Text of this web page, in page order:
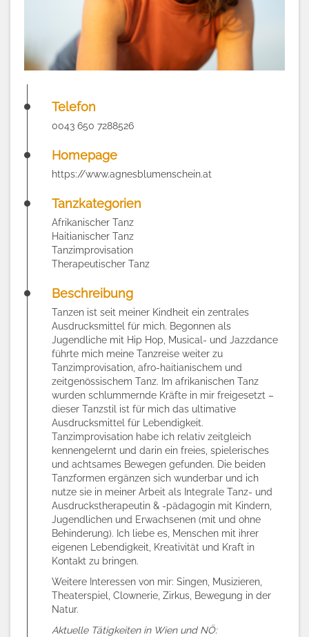
Telefon
0043 650 7288526
Homepage
https://www.agnesblumenschein.at
Tanzkategorien
Afrikanischer Tanz
Haitianischer Tanz
Tanzimprovisation
Therapeutischer Tanz
Beschreibung
Tanzen ist seit meiner Kindheit ein zentrales
Ausdrucksmittel für mich. Begonnen als
Jugendliche mit Hip Hop, Musical- und Jazzdance
führte mich meine Tanzreise weiter zu
Tanzimprovisation, afro-haitianischem und
zeitgenössischem Tanz. Im afrikanischen Tanz
wurden schlummernde Kräfte in mir freigesetzt –
dieser Tanzstil ist für mich das ultimative
Ausdrucksmittel für Lebendigkeit.
Tanzimprovisation habe ich relativ zeitgleich
kennengelernt und darin ein freies, spielerisches
und achtsames Bewegen gefunden. Die beiden
Tanzformen ergänzen sich wunderbar und ich
nutze sie in meiner Arbeit als Integrale Tanz- und
Ausdruckstherapeutin & -pädagogin mit Kindern,
Jugendlichen und Erwachsenen (mit und ohne
Behinderung). Ich liebe es, Menschen mit ihrer
eigenen Lebendigkeit, Kreativität und Kraft in
Kontakt zu bringen.
Weitere Interessen von mir: Singen, Musizieren,
Theaterspiel, Clownerie, Zirkus, Bewegung in der
Natur.
Aktuelle Tätigkeiten in Wien und NÖ: